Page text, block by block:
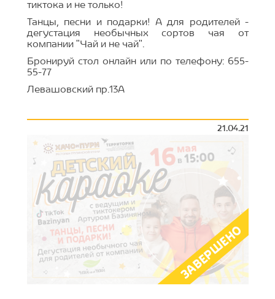
тиктока и не только!
Танцы, песни и подарки! А для родителей -
дегустация необычных сортов чая от
компании "Чай и не чай".
Бронируй стол онлайн или по телефону: 655-
55-77
Левашовский пр.13А
21.04.21
ЗАВЕРШЕНО